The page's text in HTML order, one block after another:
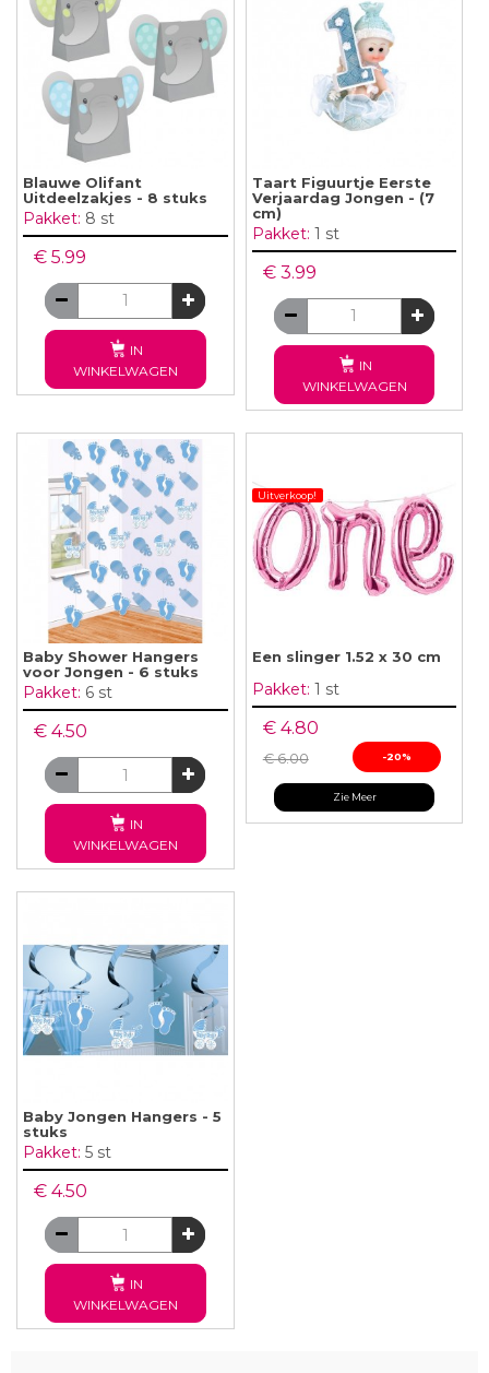
Blauwe Olifant
Uitdeelzakjes - 8 stuks
Pakket: 8 st
€ 5.99
IN
WINKELWAGEN
Taart Figuurtje Eerste
Verjaardag Jongen - (7
cm)
Pakket: 1 st
€ 3.99
IN
WINKELWAGEN
Baby Shower Hangers
voor Jongen - 6 stuks
Pakket: 6 st
€ 4.50
IN
WINKELWAGEN
Uitverkoop!
Een slinger 1.52 x 30 cm
Pakket: 1 st
€ 4.80
€ 6.00 -20%
Zie Meer
Baby Jongen Hangers - 5
stuks
Pakket: 5 st
€ 4.50
IN
WINKELWAGEN